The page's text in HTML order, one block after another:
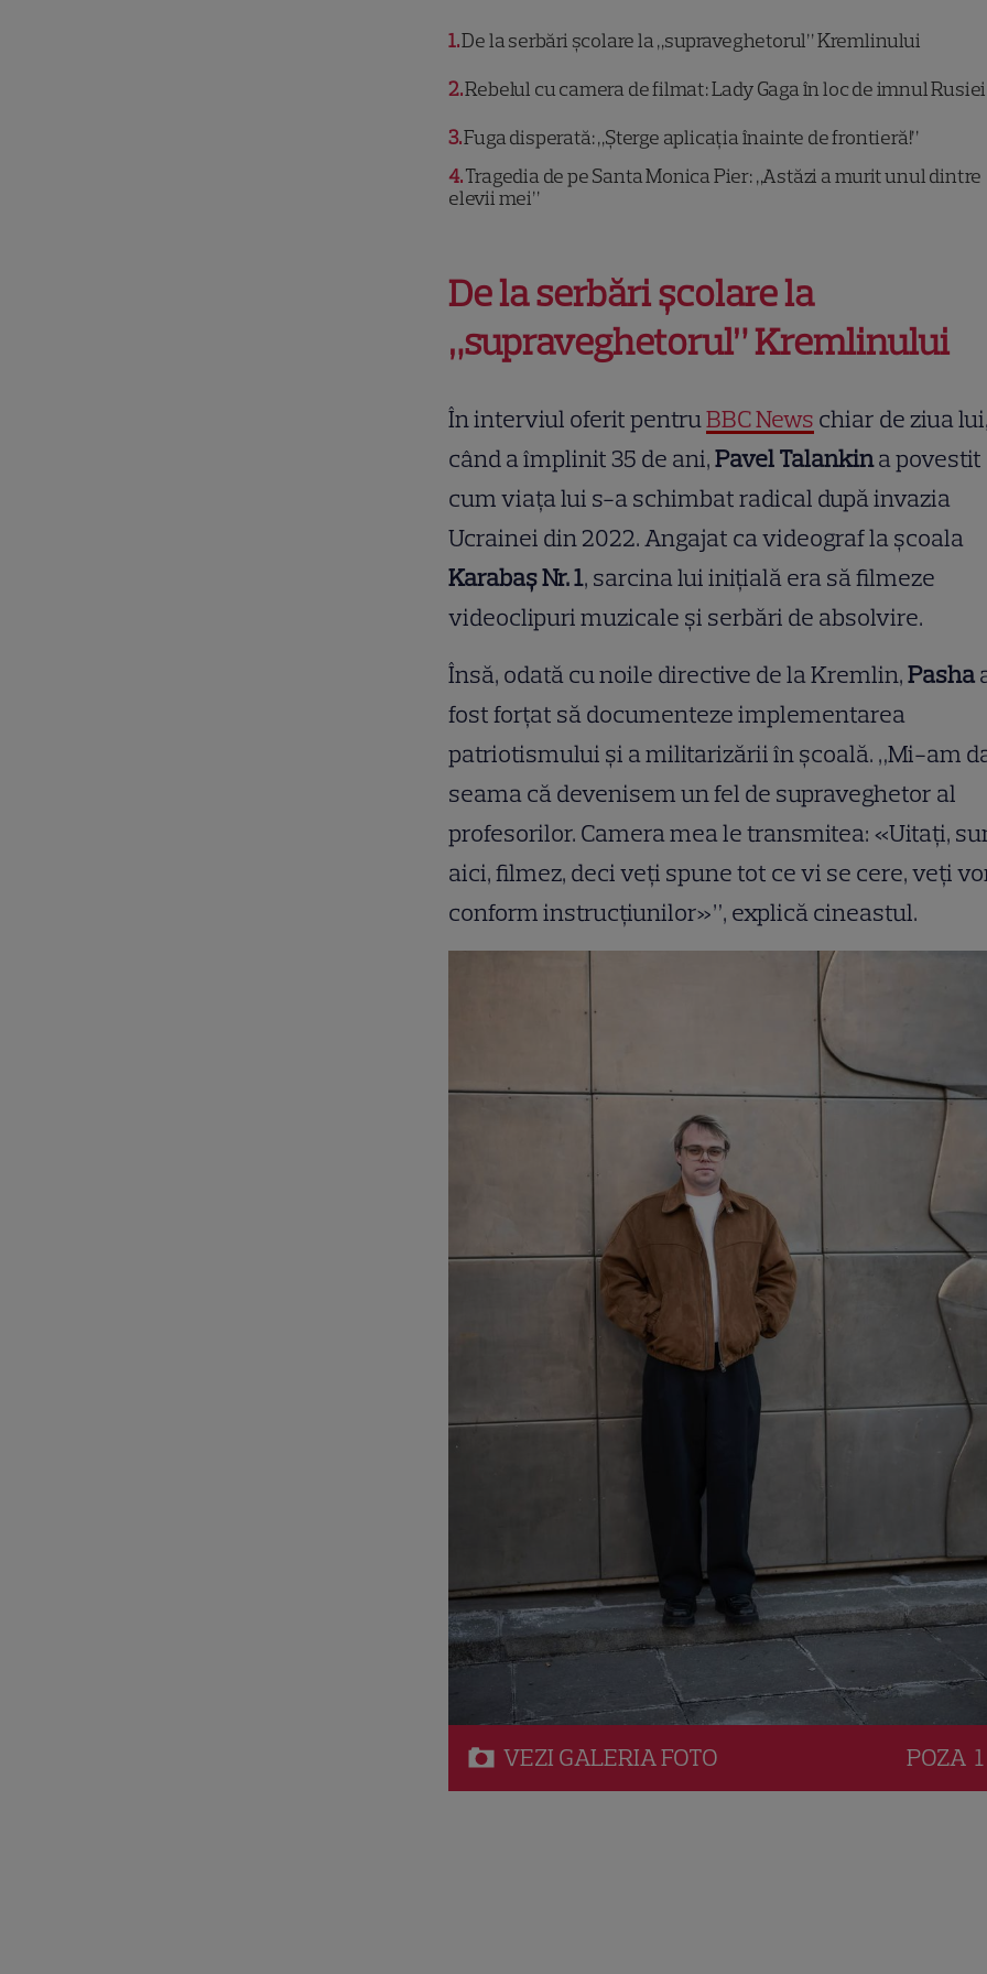
1De la serbări școlare la „supraveghetorul” Kremlinului
2Rebelul cu camera de filmat: Lady Gaga în loc de imnul Rusiei
3Fuga disperată: „Șterge aplicația înainte de frontieră!”
4Tragedia de pe Santa Monica Pier: „Astăzi a murit unul dintre
elevii mei”
De la serbări școlare la
„supraveghetorul” Kremlinului
În interviul oferit pentruBBC News chiar de ziua
când a împlinit 35 de ani,Pavel Talankina povestit
cum viața lui s-a schimbat radical după invazia
Ucrainei din 2022. Angajat ca videograf la școala
Karabaș Nr. 1, sarcina lui inițială era să filmeze
videoclipuri muzicale și serbări de absolvire.
Însă, odată cu noile directive de la Kremlin,Pasha
fost forțat să documenteze implementarea
patriotismului și a militarizării în școală. „Mi-am
seama că devenisem un fel de supraveghetor al
profesorilor. Camera mea le transmitea: «Uitați,
aici, filmez, deci veți spune tot ce vi se cere, veți
conform instrucțiunilor»”, explică cineastul.
VEZI GALERIAFOTO POZA